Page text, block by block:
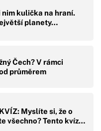
kulička na hraní.
planety…
Čech? V rámci
průměrem
Myslíte si, že o
všechno? Tento kvíz…